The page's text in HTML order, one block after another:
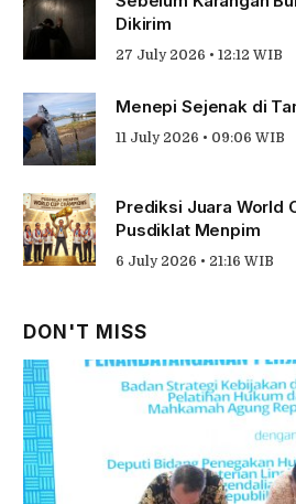
Dikirim
27 July 2026 • 12:12 WIB
Menepi Sejenak di
11 July 2026 • 09:06 WIB
Prediksi Juara World
Pusdiklat Menpim
6 July 2026 • 21:16 WIB
DON'T MISS